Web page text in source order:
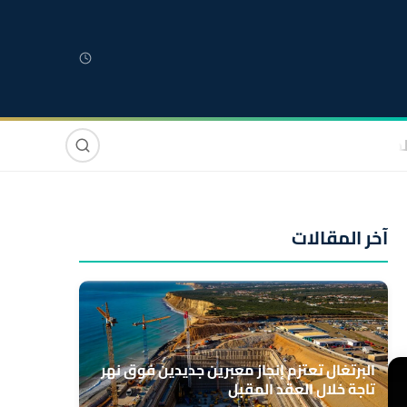
صوت وصورة
آخر المقالات
البرتغال تعتزم إنجاز معبرين جديدين فوق نهر
تاجة خلال العقد المقبل